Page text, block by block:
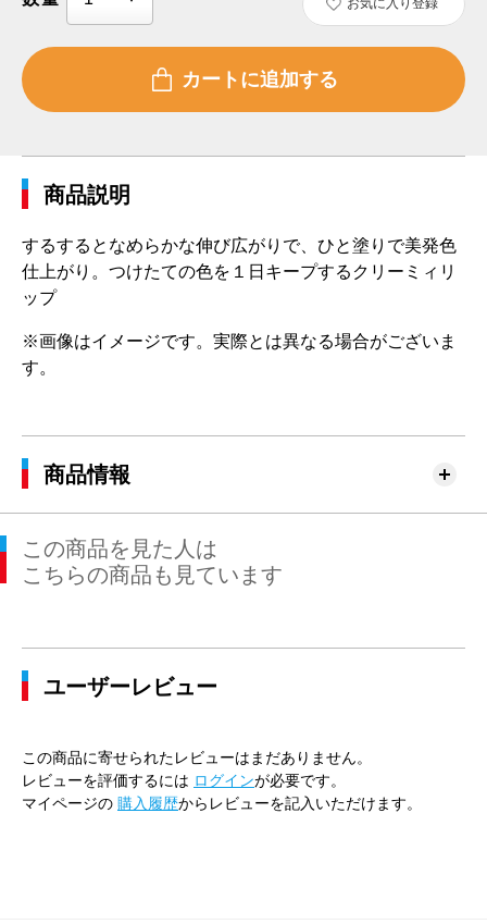
商品説明
するするとなめらかな伸び広がりで、ひと塗りで美発色
仕上がり。つけたての色を１日キープするクリーミィリ
ップ
※画像はイメージです。実際とは異なる場合がございま
す。
商品情報
この商品を見た人は
こちらの商品も見ています
ユーザーレビュー
この商品に寄せられたレビューはまだありません。
レビューを評価するには ログインが必要です。
マイページの 購入履歴からレビューを記入いただけます。